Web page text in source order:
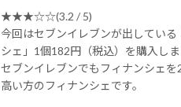
★★★☆☆(3.2 / 5)
今回はセブンイレブンが出してい
シェ」1個182円（税込）を購入しま
セブンイレブンでもフィナンシェ
高い方のフィナンシェです。